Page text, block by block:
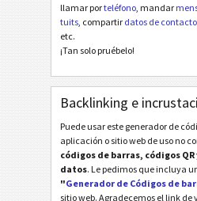
llamar porteléfono , mandar
tuits , compartir datos de contacto
etc.
¡Tan solo pruébelo!
Backlinking e
Puede usar este generador de
aplicación o sitio web de uso no
códigos de barras, códigos QR
datos. Le pedimos que incluya
"Generador de Códigos de
sitio web. Agradecemos el link de